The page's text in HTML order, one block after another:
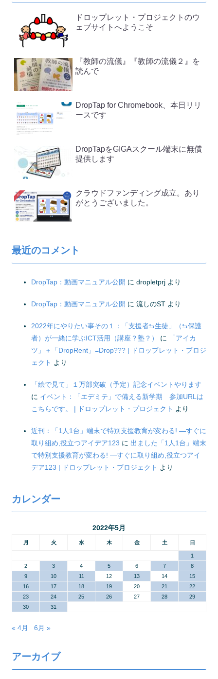
ドロップレット・プロジェクトのウ
ェブサイトへようこそ
『教師の流儀』『教師の流儀２』を
読んで
DropTap for Chromebook、本日リリ
ースです
DropTapをGIGAスクール端末に無償
提供します
クラウドファンディング成立。あり
がとうございました。
最近のコメント
DropTap：動画マニュアル公開 に dropletprj より
DropTap：動画マニュアル公開 に 流しのST より
2022年にやりたい事その１：「支援者⇆生徒」（⇆保護
者）が一緒に学ぶICT活用（講座？塾？）
に
「アイカ
ツ」＋「DropRent」=Drop??? | ドロップレット・プロジ
ェクト より
「絵で見て」１万部突破（予定）記念イベントやります
に イベント：「エデミテ」で備える新学期 参加URLは
こちらです。 | ドロップレット・プロジェクト より
近刊：「1人1台」端末で特別支援教育が変わる! ―すぐに
取り組め,役立つアイデア123 に 出ました「1人1台」端末
で特別支援教育が変わる! ―すぐに取り組め,役立つアイ
デア123 | ドロップレット・プロジェクト より
カレンダー
2022年5月
月 火 水 木 金 土 日
1
2
3 4 5 6 7
8
9
10 11 12 13 14
15
16
17 18 19 20 21
22
23
24 25 26 27 28
29
30
31
« 4月 6月 »
アーカイブ